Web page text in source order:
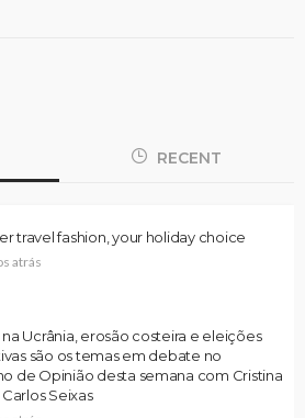
RECENT
travel fashion, your holiday choice
atrás
na Ucrânia, erosão costeira e eleições
são os temas em debate no
de Opinião desta semana com Cristina
Seixas